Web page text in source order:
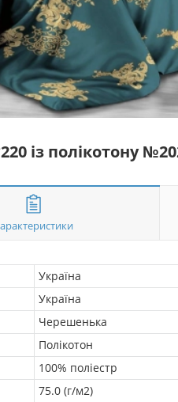
із полікотону
Україна
Україна
Черешенька
Полікотон
100% поліестр
75.0 (г/м2)